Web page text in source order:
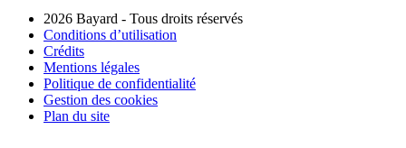
2026 Bayard - Tous droits réservés
Conditions d’utilisation
Crédits
Mentions légales
Politique de confidentialité
Gestion des cookies
Plan du site